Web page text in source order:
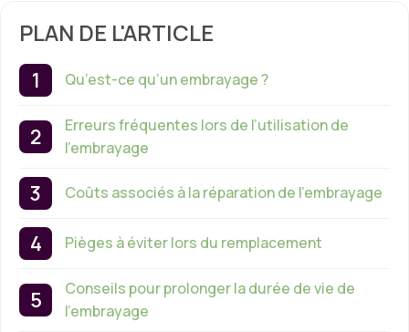
PLAN DE L'ARTICLE
Qu’est-ce qu’un embrayage ?
Erreurs fréquentes lors de l’utilisation de
l’embrayage
Coûts associés à la réparation de l’embrayage
Pièges à éviter lors du remplacement
Conseils pour prolonger la durée de vie de
l’embrayage